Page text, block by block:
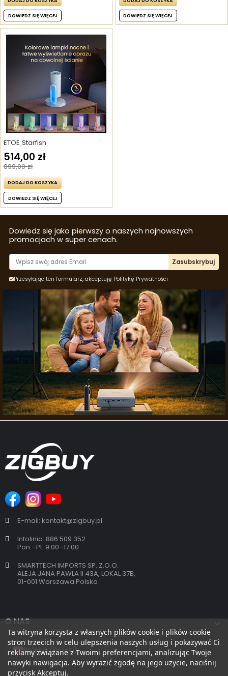
DOWIEDZ SIĘ WIĘCEJ DOWIEDZ SIĘ WIĘCEJ
ETOE Starfish
514,00 zł
899,00 zł
DODAJ DO KOSZYKA
DOWIEDZ SIĘ WIĘCEJ
Dowiedz się jako pierwszy o naszych najnowszych
promocjach w super cenach.
Zasubskrybuj
Przesyłając ten formularz, akceptuję Politykę Prywatności
Ta witryna korzysta z własnych plików cookie i plików cookie
stron trzecich w celu ulepszenia naszych usług i pokazywać Ci
reklamy związane z Twoimi preferencjami, analizując Twoje
nawyki nawigacja. Aby wyrazić zgodę na jego użycie, naciśnij
przycisk Akceptuj.
E-mail: kontakt@zigbuy.pl
Infolinia: 886 509 352
Pon.–Pt. 9:00–17:00
SMARTTECH IMPORTS SP. Z.O.O.
ALEJA JANA PAWLA II 43A, LOKAL 37B,
01-001 Warszawa Polska
O NAS